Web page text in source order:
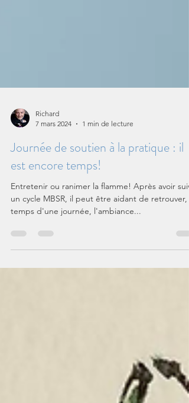
7 mars 2024
1 min de lecture
Journée de soutien à la pratique : il
est encore temps!
Entretenir ou ranimer la flamme! Après avoir suivi
temps d'une journée, l'ambiance...